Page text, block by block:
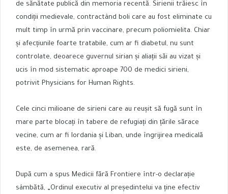
de sănătate publică din memoria recentă. Sirienii trăiesc în
condiții medievale, contractând boli care au fost eliminate cu
mult timp în urmă prin vaccinare, precum poliomielita. Chiar
și afecțiunile foarte tratabile, cum ar fi diabetul, nu sunt
controlate, deoarece guvernul sirian și aliații săi au vizat și
ucis în mod sistematic aproape 700 de medici sirieni,
potrivit Physicians for Human Rights.
Cele cinci milioane de sirieni care au reușit să fugă sunt în
mare parte blocați în tabere de refugiați din țările sărace
vecine, cum ar fi Iordania și Liban, unde îngrijirea medicală
este, de asemenea, rară.
După cum a spus Medicii fără Frontiere într-o declarație
sâmbătă, „Ordinul executiv al președintelui va ține efectiv